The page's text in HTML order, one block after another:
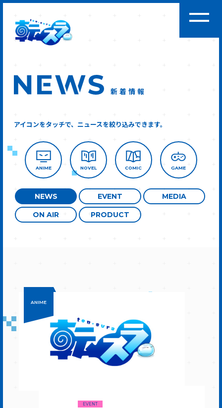
新着情報
アイコンをタッチで、ニュースを絞り込みできます。
ANIME NOVEL COMIC GAME
NEWS EVENT MEDIA
ON AIR PRODUCT
ANIME
EVENT